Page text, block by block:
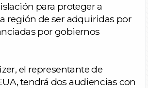
para proteger a
región de ser adquiridas por
por gobiernos
el representante de
tendrá dos audiencias con